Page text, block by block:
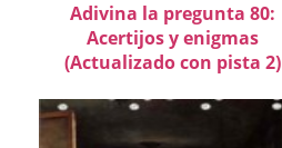
Adivina la pregunta 80:
Acertijos y enigmas
(Actualizado con pista 2)